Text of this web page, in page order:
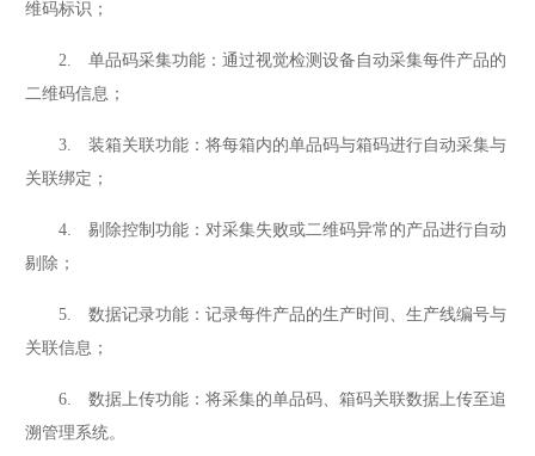
维码标识；
2. 单品码采集功能：通过视觉检测设备自动采集每件产品的
二维码信息；
3. 装箱关联功能：将每箱内的单品码与箱码进行自动采集与
关联绑定；
4. 剔除控制功能：对采集失败或二维码异常的产品进行自动
剔除；
5. 数据记录功能：记录每件产品的生产时间、生产线编号与
关联信息；
6. 数据上传功能：将采集的单品码、箱码关联数据上传至追
溯管理系统。